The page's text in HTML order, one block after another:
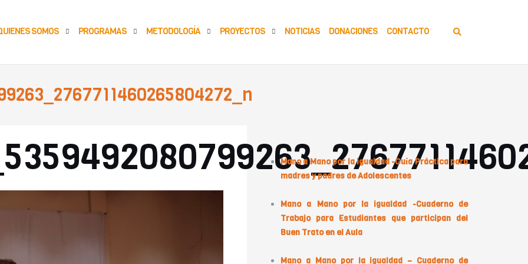
SOMOS PROGRAMAS METODOLOGÍA PROYECTOS NOTICIAS DONACIONES CONTACTO
Mano a Mano por la igualdad -Guía Práctica para
madres y padres de Adolescentes
Mano a Mano por la igualdad -Cuaderno de
Trabajo para Estudiantes que participan del
Buen Trato en el Aula
Mano a Mano por la igualdad – Cuaderno de